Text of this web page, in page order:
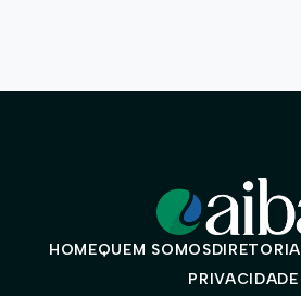
HOMEQUEM SOMOSDIRETORIA
PRIVACIDADE